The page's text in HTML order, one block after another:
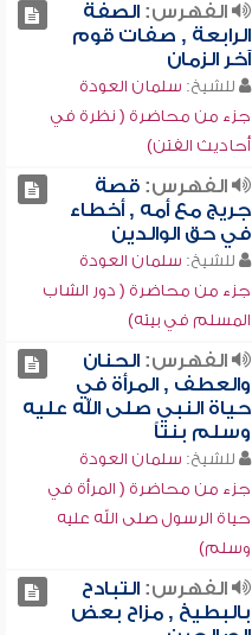
الفهرس:الصفة
الرابعة , صفات قوم
آخر الزمان
للشيخ: سلمان العودة
جزء من محاضرة ( نظرة في
أحاديث الفتن)
الفهرس:قصة
جريج مع أمه , أخطاء
في حق الوالدين
للشيخ: سلمان العودة
جزء من محاضرة ( دور الشاب
المسلم في بيته)
الفهرس:الحنان
والعطف , المرأة في
حياة النبي صلى الله عليه
وسلم بنتاً
للشيخ: سلمان العودة
جزء من محاضرة ( المرأة في
حياة الرسول صلى الله عليه
وسلم)
الفهرس:التبادح
بالبطيخ , مزاح بعض